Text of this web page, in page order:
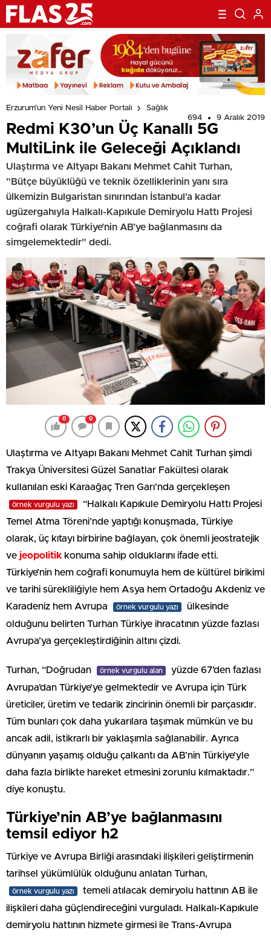
Erzurum'un Yeni Nesil Haber Portalı
Sağlık
694
9 Aralık 2019
Redmi K30’un Üç Kanallı 5G
MultiLink ile Geleceği Açıklandı
Ulaştırma ve Altyapı Bakanı Mehmet Cahit Turhan,
"Bütçe büyüklüğü ve teknik özelliklerinin yanı sıra
ülkemizin Bulgaristan sınırından İstanbul'a kadar
ugüzergahıyla Halkalı-Kapıkule Demiryolu Hattı Projesi
coğrafi olarak Türkiye’nin AB’ye bağlanmasını da
simgelemektedir" dedi.
0 0
Ulaştırma ve Altyapı Bakanı Mehmet Cahit Turhan şimdi
Trakya Üniversitesi Güzel Sanatlar Fakültesi olarak
kullanılan eski Karaağaç Tren Garı’nda gerçekleşen
örnek vurgulu yazı
“Halkalı Kapıkule Demiryolu Hattı Projesi
Temel Atma Töreni’nde yaptığı konuşmada, Türkiye
olarak, üç kıtayı birbirine bağlayan, çok önemli jeostratejik
ve jeopolitik konuma sahip olduklarını ifade etti.
Türkiye’nin hem coğrafi konumuyla hem de kültürel birikimi
ve tarihi sürekliliğiyle hem Asya hem Ortadoğu Akdeniz ve
Karadeniz hem Avrupa
örnek vurgulu yazı
ülkesinde
olduğunu belirten Turhan Türkiye ihracatının yüzde fazlası
Avrupa’ya gerçekleştirdiğinin altını çizdi.
Turhan, “Doğrudan örnek vurgulu alan
yüzde 67’den fazlası
Avrupa’dan Türkiye’ye gelmektedir ve Avrupa için Türk
üreticiler, üretim ve tedarik zincirinin önemli bir parçasıdır.
Tüm bunları çok daha yukarılara taşımak mümkün ve bu
ancak adil, istikrarlı bir yaklaşımla sağlanabilir. Ayrıca
dünyanın yaşamış olduğu çalkantı da AB’nin Türkiye’yle
daha fazla birlikte hareket etmesini zorunlu kılmaktadır.”
diye konuştu.
Türkiye’nin AB’ye bağlanmasını
temsil ediyor h2
Türkiye ve Avrupa Birliği arasındaki ilişkileri geliştirmenin
tarihsel yükümlülük olduğunu anlatan Turhan,
örnek vurgulu yazı
temeli atılacak demiryolu hattının AB ile
ilişkileri daha güçlendireceğini vurguladı. Halkalı-Kapıkule
demiryolu hattının hizmete girmesi ile Trans-Avrupa